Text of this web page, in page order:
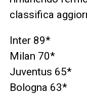
classifica
Inter 89*
Milan 70*
Juventus 65*
Bologna 63*